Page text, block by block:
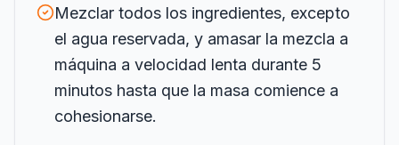
Mezclar todos los ingredientes, excepto
el agua reservada, y amasar la mezcla a
máquina a velocidad lenta durante 5
minutos hasta que la masa comience a
cohesionarse.